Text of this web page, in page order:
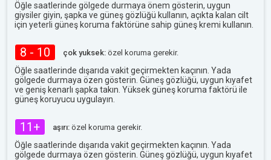
Öğle saatlerinde gölgede durmaya önem gösterin, uygun
giysiler giyin, şapka ve güneş gözlüğü kullanın, açıkta kalan cilt
için yeterli güneş koruma faktörüne sahip güneş kremi kullanın.
8 - 10 çok yuksek: özel koruma gerekir.
Öğle saatlerinde dışarıda vakit geçirmekten kaçının. Yada
gölgede durmaya özen gösterin. Güneş gözlüğü, uygun kıyafet
ve geniş kenarlı şapka takın. Yüksek güneş koruma faktörü ile
güneş koruyucu uygulayın.
11+ aşırı: özel koruma gerekir.
Öğle saatlerinde dışarıda vakit geçirmekten kaçının. Yada
gölgede durmaya özen gösterin. Güneş gözlüğü, uygun kıyafet